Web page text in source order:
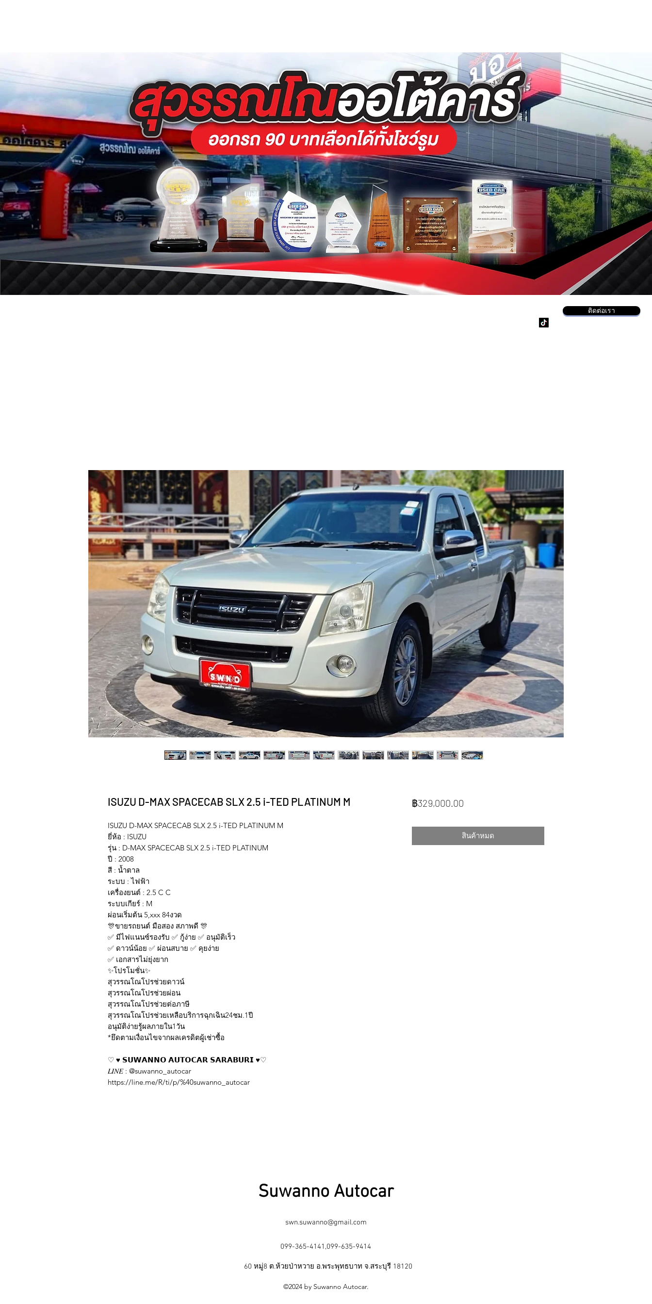
ติดต่อเรา
ISUZU D-MAX SPACECAB SLX 2.5 i-TED PLATINUM M
ISUZU D-MAX SPACECAB SLX 2.5 i-TED PLATINUM M
ยี่ห้อ : ISUZU
รุ่น : D-MAX SPACECAB SLX 2.5 i-TED PLATINUM
ปี : 2008
สี : น้ำตาล
ระบบ : ไฟฟ้า
เครื่องยนต์ : 2.5 C C
ระบบเกียร์ : M
ผ่อนเริ่มต้น 5,xxx 84งวด
🎊ขายรถยนต์ มือสอง สภาพดี 🎊
✅ มีไฟแนนซ์รองรับ ✅ กู้ง่าย ✅ อนุมัติเร็ว
✅ ดาวน์น้อย ✅ ผ่อนสบาย ✅ คุยง่าย
✅ เอกสารไม่ยุ่งยาก
✨โปรโมชั่น✨
สุวรรณโณโปรช่วยดาวน์
สุวรรณโณโปรช่วยผ่อน
สุวรรณโณโปรช่วยต่อภาษี
สุวรรณโณโปรช่วยเหลือบริการฉุกเฉิน24ชม.1ปี
อนุมัติง่ายรู้ผลภายใน1วัน
*ยึดตามเงื่อนไขจากผลเครดิตผู้เช่าซื้อ
♡ ♥️ 𝗦𝗨𝗪𝗔𝗡𝗡𝗢 𝗔𝗨𝗧𝗢𝗖𝗔𝗥 𝗦𝗔𝗥𝗔𝗕𝗨𝗥𝗜 ♥️♡
𝐿𝐼𝑁𝐸 : @suwanno_autocar
https://line.me/R/ti/p/%40suwanno_autocar
฿329,000.00ราคา
สินค้าหมด
Suwanno Autocar
swn.suwanno@gmail.com
099-365-4141,099-635-9414
60 หมู่8 ต.ห้วยป่าหวาย อ.พระพุทธบาท จ.สระบุรี 18120
©2024 by Suwanno Autocar.